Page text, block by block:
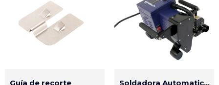
Guía de recorte Soldadora Automatica WGW 300